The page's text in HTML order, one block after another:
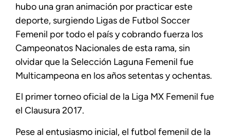
hubo una gran animación por practicar este
deporte, surgiendo Ligas de Futbol Soccer
Femenil por todo el país y cobrando fuerza los
Campeonatos Nacionales de esta rama, sin
olvidar que la Selección Laguna Femenil fue
Multicampeona en los años setentas y ochentas.
El primer torneo oficial de la Liga MX Femenil fue
el Clausura 2017.
Pese al entusiasmo inicial, el futbol femenil de la